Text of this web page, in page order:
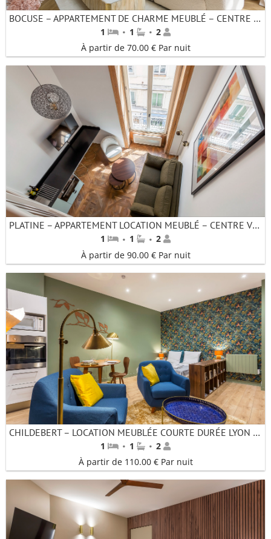
BOCUSE – APPARTEMENT DE CHARME MEUBLÉ – CENTRE VILLE LYON
1 · 1 · 2
À partir de 70.00 € Par nuit
PLATINE – APPARTEMENT LOCATION MEUBLÉ – CENTRE VILLE LYON
1 · 1 · 2
À partir de 90.00 € Par nuit
CHILDEBERT – LOCATION MEUBLÉE COURTE DURÉE LYON 2 (BELLECOUR) – APPARTEMENT 1 CHAMBRE
1 · 1 · 2
À partir de 110.00 € Par nuit